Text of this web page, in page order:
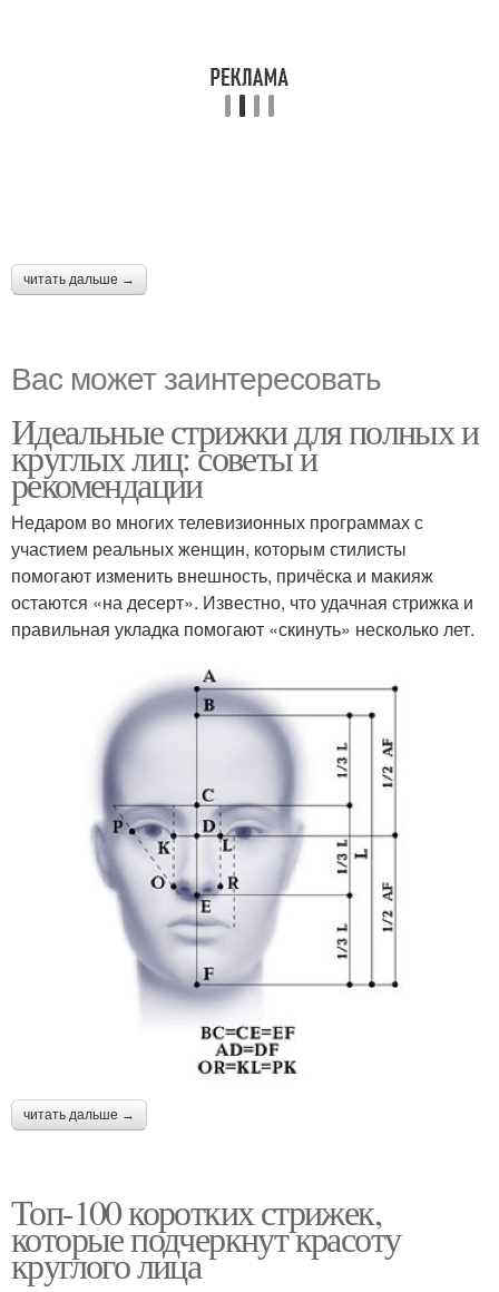
читать дальше →
Вас может заинтересовать
Идеальные стрижки для полных и
круглых лиц: советы и
рекомендации
Недаром во многих телевизионных программах с
участием реальных женщин, которым стилисты
помогают изменить внешность, причёска и макияж
остаются «на десерт». Известно, что удачная стрижка и
правильная укладка помогают «скинуть» несколько лет.
читать дальше →
Топ-100 коротких стрижек,
которые подчеркнут красоту
круглого лица